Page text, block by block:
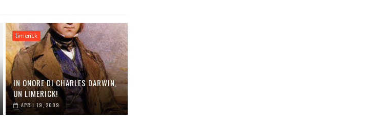
limerick
IN ONORE DI CHARLES DARWIN,
UN LIMERICK!
APRIL 19, 2009